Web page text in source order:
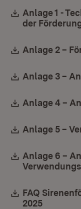
Download:
Anlage 1 -
der
Download:
Anlage 2 –
Download:
Anlage 3 –
Download:
Anlage 4 –
Download:
Anlage 5 –
Download:
Anlage 6 –
Download:
FAQ
2025